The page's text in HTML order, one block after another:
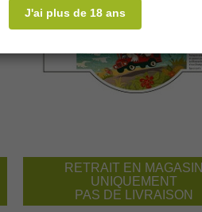
RETRAIT EN MAGASIN
UNIQUEMENT
PAS DE LIVRAISON
J'ai plus de 18 ans